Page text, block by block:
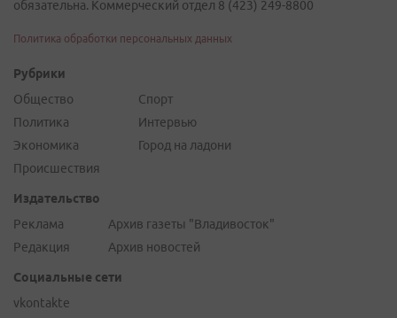
обязательна. Коммерческий отдел 8 (423) 249-8800
Политика обработки персональных данных
Рубрики
Общество
Политика
Экономика
Происшествия
Спорт
Интервью
Город на ладони
Издательство
Реклама
Редакция
Архив газеты "Владивосток"
Архив новостей
Социальные сети
vkontakte